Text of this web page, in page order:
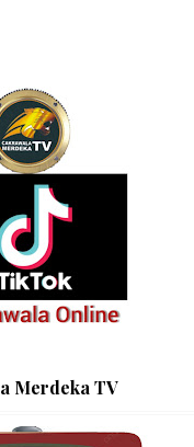
Merdeka TV